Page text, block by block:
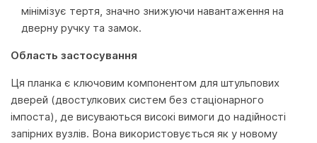
мінімізує тертя, значно знижуючи навантаження на
дверну ручку та замок.
Область застосування
Ця планка є ключовим компонентом для штульпових
дверей (двостулкових систем без стаціонарного
імпоста), де висуваються високі вимоги до надійності
запірних вузлів. Вона використовується як у новому